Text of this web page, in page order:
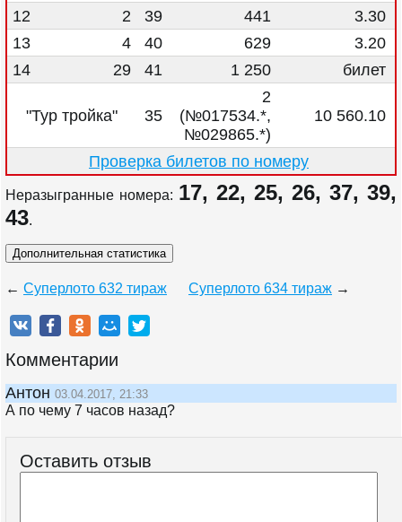
12
2 39 441
3.30
13
4 40 629
3.20
14
29 41 1 250 билет
"Тур тройка" 35
2
(№017534.*,
№029865.*)
10 560.10
Проверка билетов по номеру
Неразыгранные номера: 17, 22, 25, 26, 37, 39,
43.
← Суперлото 632 тираж Суперлото 634 тираж →
Комментарии
Антон 03.04.2017, 21:33
А по чему 7 часов назад?
Оставить отзыв